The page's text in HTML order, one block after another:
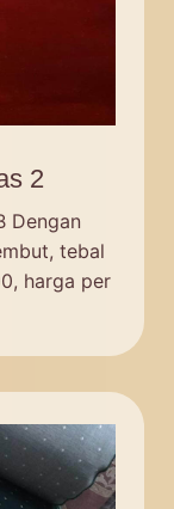
2
Dengan
tebal
harga per